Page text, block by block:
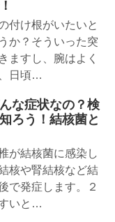
付け根がいたいと
か？そういった突
ますし、腕はよく
日頃…
な症状なの？検
ろう！結核菌と
が結核菌に感染し
核や腎結核など結
で発症します。２
いと…